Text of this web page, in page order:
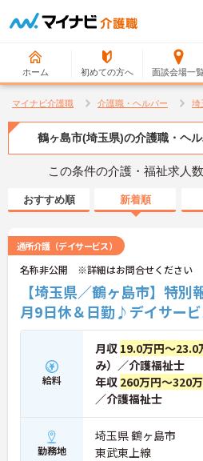
ホーム 初めての方へ 面談会場一
マイナビ介護職 介護職・ヘルパー 埼
鶴ヶ島市(埼玉県)の介護職・ヘ
この条件の介護・福祉求人数
おすすめ順 新着順
通所介護（デイサービス）
名称非公開 ※詳細はお問合せください
【埼玉県／鶴ヶ島市】特
月9日休＆日勤♪デイサー
給料
月収 19.0万円～23.0
み）／介護福祉士
年収 260万円～320
／介護福祉士
勤務地
埼玉県 鶴ヶ島市
東武東上線